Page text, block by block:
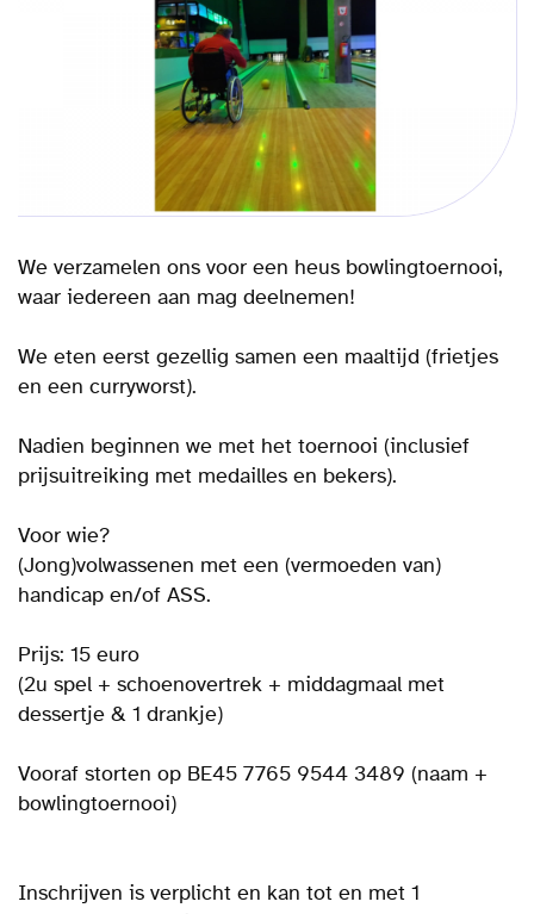
We verzamelen ons voor een heus bowlingtoernooi,
waar iedereen aan mag deelnemen!
We eten eerst gezellig samen een maaltijd (frietjes
en een curryworst).
Nadien beginnen we met het toernooi (inclusief
prijsuitreiking met medailles en bekers).
Voor wie?
(Jong)volwassenen met een (vermoeden van)
handicap en/of ASS.
Prijs: 15 euro
(2u spel + schoenovertrek + middagmaal met
dessertje & 1 drankje)
Vooraf storten op BE45 7765 9544 3489 (naam +
bowlingtoernooi)
Inschrijven is verplicht en kan tot en met 1